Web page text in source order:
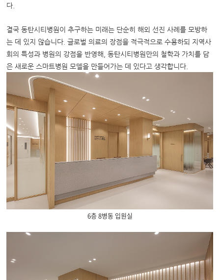
다.
결국 동탄시티병원이 추구하는 미래는 단순히 해외 선진 사례를 모방하
는 데 있지 않습니다. 글로벌 의료의 장점을 적극적으로 수용하되 지역사
회의 특성과 병원의 강점을 반영해, 동탄시티병원만의 철학과 가치를 담
은 새로운 스마트병원 모델을 만들어가는 데 있다고 생각합니다.
6층 8병동 입원실